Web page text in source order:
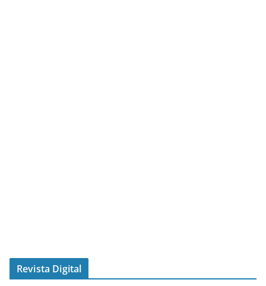
Revista Digital